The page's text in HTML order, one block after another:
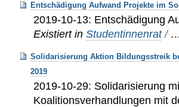
Entschädigung Aufwand Projekte im
2019-10-13: Entschädigung
Existiert in Studentinnenrat /
Solidarisierung Aktion Bildungsstreik
2019
2019-10-29: Solidarisierung
Koalitionsverhandlungen mit